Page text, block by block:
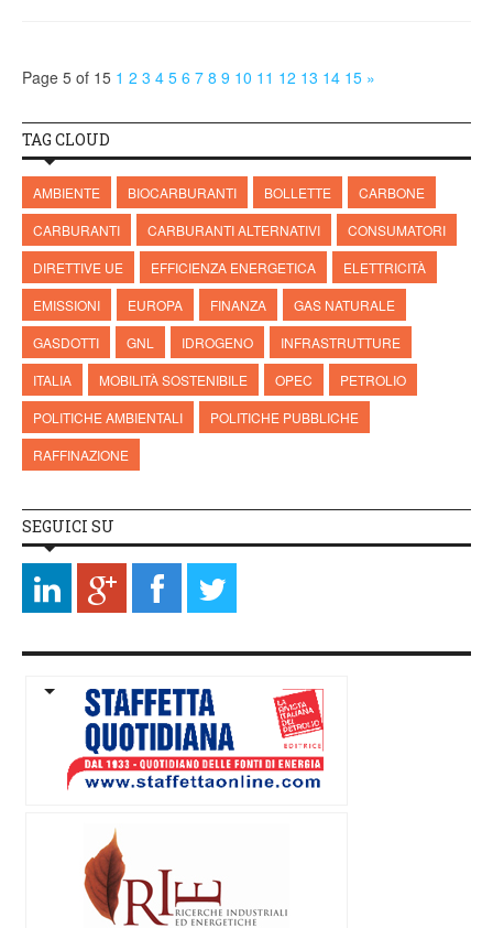
Page 5 of 15 1 2 3 4 5 6 7 8 9 10 11 12 13 14 15 »
TAG CLOUD
AMBIENTE BIOCARBURANTI BOLLETTE
CARBONE
CARBURANTI
CARBURANTI ALTERNATIVI
CONSUMATORI
DIRETTIVE UE
EFFICIENZA ENERGETICA
ELETTRICITÀ
EMISSIONI
EUROPA FINANZA
GAS NATURALE
GASDOTTI
GNL IDROGENO
INFRASTRUTTURE
ITALIA
MOBILITÀ SOSTENIBILE OPEC
PETROLIO
POLITICHE AMBIENTALI
POLITICHE PUBBLICHE
RAFFINAZIONE
SEGUICI SU